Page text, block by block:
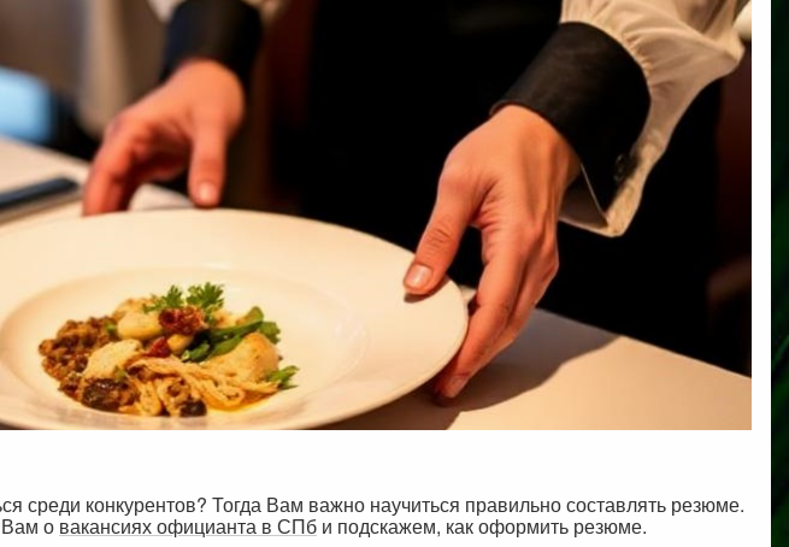
среди конкурентов? Тогда Вам важно научиться правильно составлять резюме.
Вам о вакансиях официанта в СПб и подскажем, как оформить резюме.